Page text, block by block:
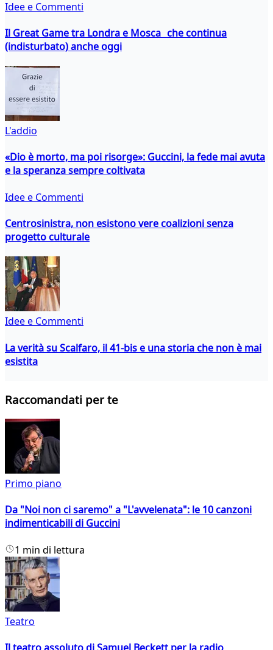
Idee e Commenti
Il Great Game tra Londra e Mosca che continua
(indisturbato) anche oggi
L'addio
«Dio è morto, ma poi risorge»: Guccini, la fede mai avuta
e la speranza sempre coltivata
Idee e Commenti
Centrosinistra, non esistono vere coalizioni senza
progetto culturale
Idee e Commenti
La verità su Scalfaro, il 41-bis e una storia che non è mai
esistita
Raccomandati per te
Primo piano
Da "Noi non ci saremo" a "L'avvelenata": le 10 canzoni
indimenticabili di Guccini
1 min di lettura
Teatro